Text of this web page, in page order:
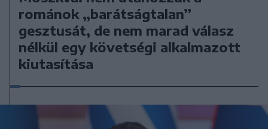
románok „barátságtalan”
gesztusát, de nem marad válasz
nélkül egy követségi alkalmazott
kiutasítása